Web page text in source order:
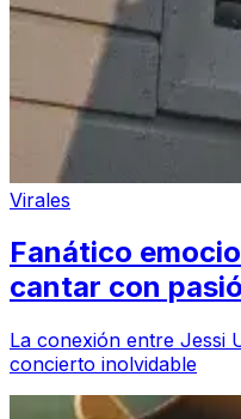
Virales
Fanático
cantar con
La conexión entre Jessi
concierto inolvidable